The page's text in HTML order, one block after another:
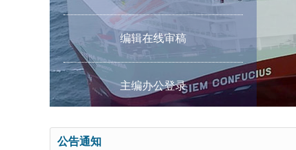
编辑在线审稿
主编办公登录
公告通知